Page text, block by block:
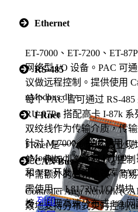
Ethernet
ET-7000、ET-7200、ET-
网络型 I/O 设备。PAC 可
议做远程控制。提供使用
nModbus.dll。
RS-485
每个 PAC 皆可通过 RS-
RU-87Pn 搭配高卡 I-87k
双绞线作为传输介质，传
针对 M-7000，提供使用
nModbus.dll。针对 I-7000
和 VB 开发用的函数库
FRnet
FRnet 是一个创新的工业
能，例如：高速的 I/O 控
不需额外的通讯协议、简
需使用一 I-8172W I/O 模块
接，实现高速分布式 I/O 网
CAN Bus
Controller Area Network
效地支持分布式实时控制
列印